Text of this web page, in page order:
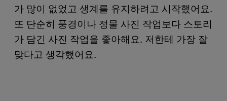
가 많이 없었고 생계를 유지하려고 시작했어요.
또 단순히 풍경이나 정물 사진 작업보다 스토리
가 담긴 사진 작업을 좋아해요. 저한테 가장 잘
맞다고 생각했어요.